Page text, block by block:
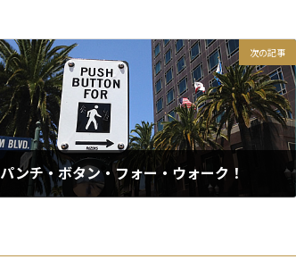
次の記事
パンチ・ボタン・フォー・ウォーク！